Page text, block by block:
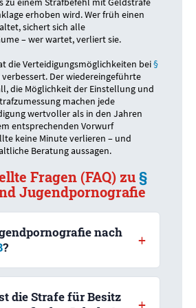
erhoben wird. Wer früh einen
sichert sich alle
– wer wartet, verliert sie.
die Verteidigungsmöglichkeiten bei§
Der wiedereingeführte
die Möglichkeit der Einstellung und
machen jede
wertvoller als in den Jahren
entsprechenden Vorwurf
keine Minute verlieren – und
Beratung aussagen.
Fragen (FAQ) zu§
Jugendpornografie
nach
?
umfasst sexuelle
Personen zwischen 14 und 17
die Strafe für Besitz